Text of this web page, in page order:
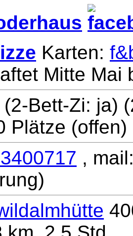
Karten:
Mitte Mai
Bett-Zi: ja)
Plätze (offen)
,